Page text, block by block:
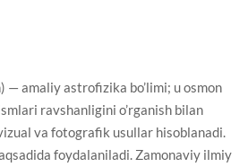
— amaliy astrofizika bo’limi; u osmon
ravshanligini o’rganish bilan
va fotografik usullar hisoblanadi.
foydalaniladi. Zamonaviy ilmiy